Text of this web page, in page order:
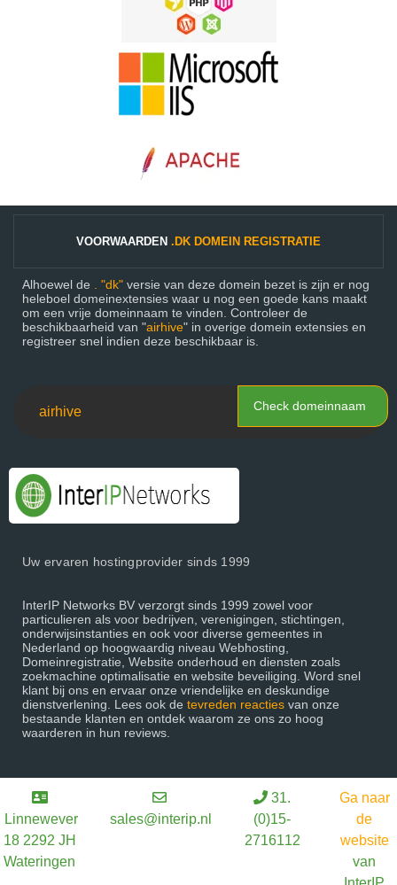
VOORWAARDEN .DK DOMEIN REGISTRATIE
Alhoewel de . "dk" versie van deze domein bezet is zijn er nog
heleboel domeinextensies waar u nog een goede kans maakt
om een vrije domeinnaam te vinden. Controleer de
beschikbaarheid van "airhive" in overige domein extensies en
registreer snel indien deze beschikbaar is.
Check domeinnaam
Uw ervaren hostingprovider sinds 1999
InterIP Networks BV verzorgt sinds 1999 zowel voor
particulieren als voor bedrijven, verenigingen, stichtingen,
onderwijsinstanties en ook voor diverse gemeentes in
Nederland op hoogwaardig niveau Webhosting,
Domeinregistratie, Website onderhoud en diensten zoals
zoekmachine optimalisatie en website beveiliging. Word snel
klant bij ons en ervaar onze vriendelijke en deskundige
dienstverlening. Lees ook de tevreden reacties van onze
bestaande klanten en ontdek waarom ze ons zo hoog
waarderen in hun reviews.
Linnewever
18 2292 JH
Wateringen
sales@interip.nl
31.
(0)15-
2716112
Ga naar
de
website
van